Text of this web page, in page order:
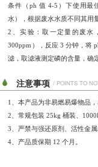
条件（ ph 值 4-5）下使用最
水），根据废水水质不同其用
2、实验：取一定量的废水
300ppm），反应 3 分钟，将
滤，取滤液测定磷的含量，确
注意事项 / POINTS TO
1、本产品为非易燃易爆物品
2、常规包装 25kg 桶装、
3、严禁与强还原剂、活性金
4、产品质保期 12 个月。